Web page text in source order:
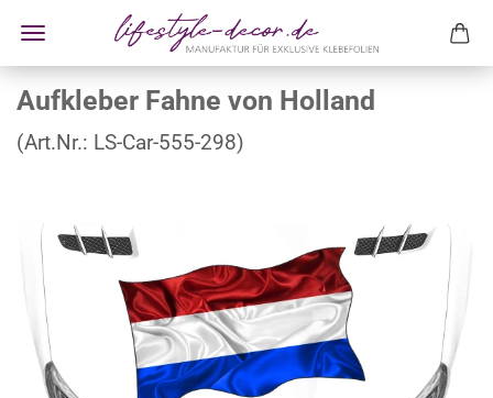
Aufkleber Fahne von Holland
(Art.Nr.: LS-Car-555-298)